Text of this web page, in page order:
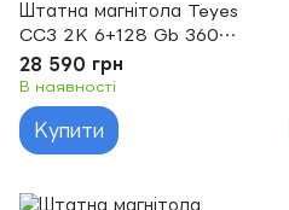
Штатна магнітола Teyes
CC3 2K 6+128 Gb 360°
Honda BRV 2015-2019 9"
28 590 грн
В наявності
Купити